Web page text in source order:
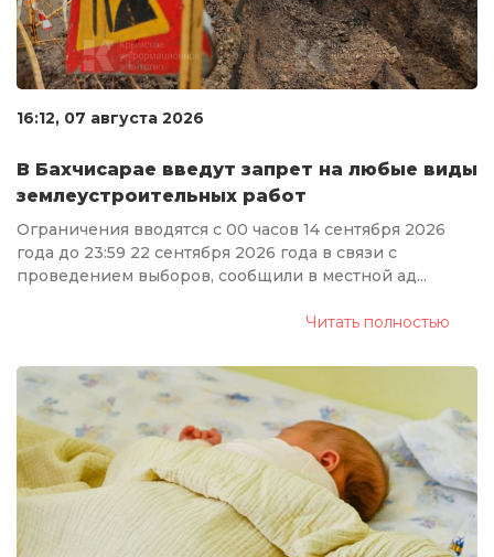
16:12, 07 августа 2026
В Бахчисарае введут запрет на любые виды
землеустроительных работ
Ограничения вводятся с 00 часов 14 сентября 2026
года до 23:59 22 сентября 2026 года в связи с
проведением выборов, сообщили в местной ад...
Читать полностью